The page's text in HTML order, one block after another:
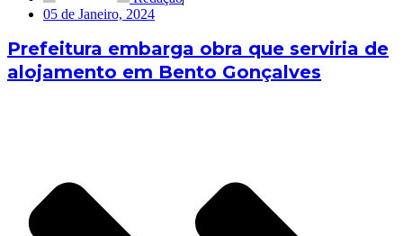
05 de Janeiro, 2024
Prefeitura embarga obra que serviria de
alojamento em Bento Gonçalves